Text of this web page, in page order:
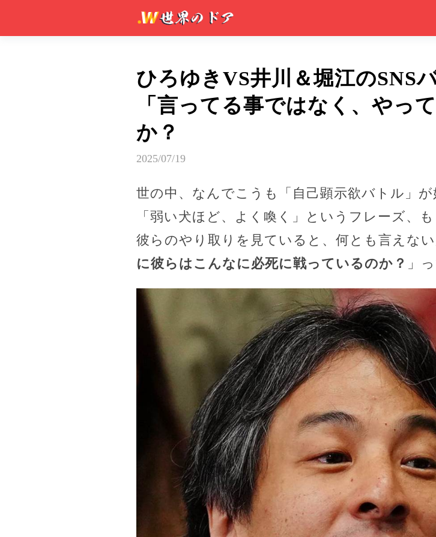
ひろゆきVS井川＆堀江のSNS
「言ってる事ではなく、やっ
か？
2025/07/19
世の中、なんでこうも「自己顕示欲バトル」
「弱い犬ほど、よく喚く」というフレーズ、
彼らのやり取りを見ていると、何とも言えな
に彼らはこんなに必死に戦っているのか？ 」